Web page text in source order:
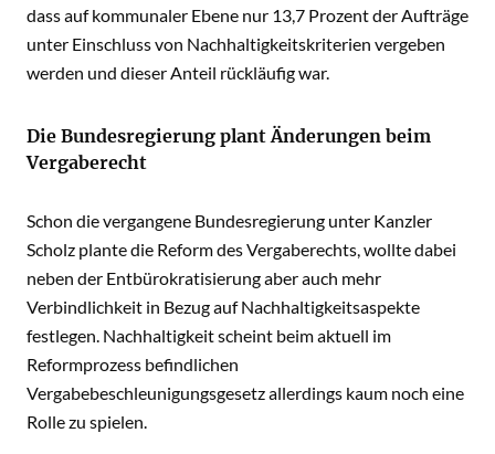
dass auf kommunaler Ebene nur 13,7 Prozent der Aufträge
unter Einschluss von Nachhaltigkeitskriterien vergeben
werden und dieser Anteil rückläufig war.
Die Bundesregierung plant Änderungen beim
Vergaberecht
Schon die vergangene Bundesregierung unter Kanzler
Scholz plante die Reform des Vergaberechts, wollte dabei
neben der Entbürokratisierung aber auch mehr
Verbindlichkeit in Bezug auf Nachhaltigkeitsaspekte
festlegen. Nachhaltigkeit scheint beim aktuell im
Reformprozess befindlichen
Vergabebeschleunigungsgesetz allerdings kaum noch eine
Rolle zu spielen.